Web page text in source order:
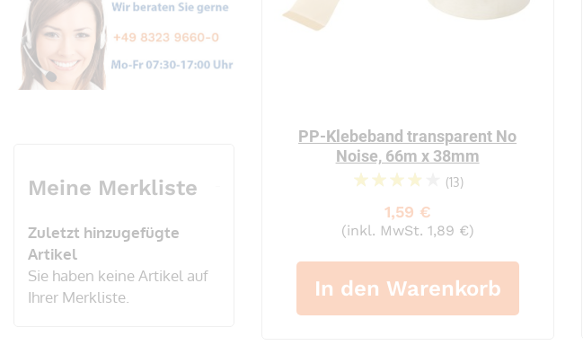
Meine Merkliste
Zuletzt hinzugefügte
Artikel
Sie haben keine Artikel auf
Ihrer Merkliste.
PP-Klebeband transparent No
Noise, 66m x 38mm
81%
(13)
1,59 €
(inkl. MwSt. 1,89 €)
In den Warenkorb